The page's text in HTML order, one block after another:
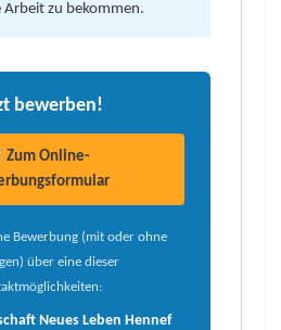
Arbeit zu bekommen.
bewerben!
Zum Online-
Bewerbung (mit oder ohne
über eine dieser
Neues Leben Hennef